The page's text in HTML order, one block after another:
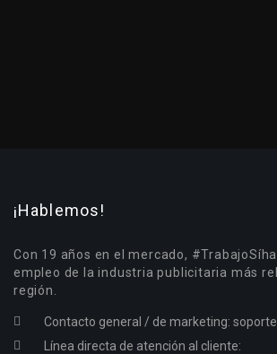
¡Hablemos!
Con 19 años en el mercado,
empleo de la industria publicitaria más
región.
Contacto general / de marketing:
Línea directa de atención al cliente: